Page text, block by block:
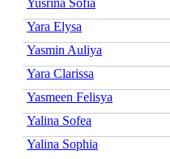
Yara Elysa
Yasmin Auliya
Yara Clarissa
Yasmeen Felisya
Yalina Sofea
Yalina Sophia